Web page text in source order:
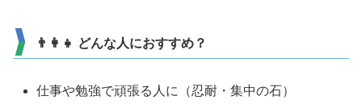
👨‍👩‍👧 どんな人におすすめ？
仕事や勉強で頑張る人に（忍耐・集中の石）